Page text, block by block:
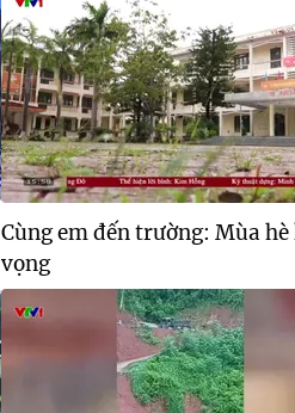
Cùng em đến trường: Mùa
vọng